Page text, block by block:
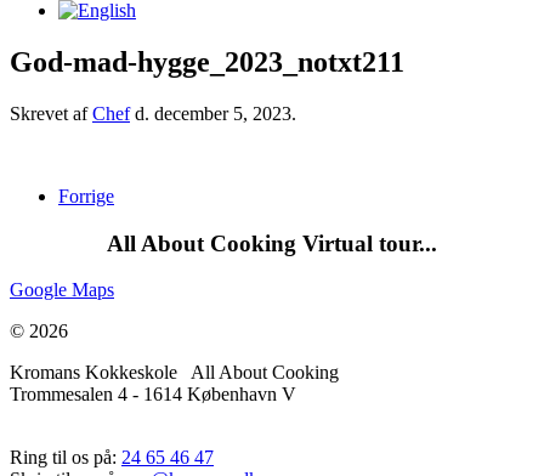
God-mad-hygge_2023_notxt211
Skrevet afChefd. december 5, 2023.
Forrige
All About Cooking Virtual tour...
Google Maps
© 2026
Kromans Kokkeskole All About Cooking
Trommesalen 4 - 1614 København V
Ring til os på: 24 65 46 47